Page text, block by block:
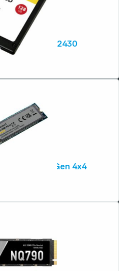
Intenso 2,5" SSD TOP 128GB SATA III 3812430
Intenso M.2 SSD MI500 2TB PCIe NVMe Gen 4x4